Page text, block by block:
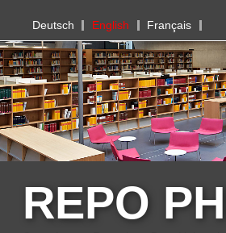
PHBern
Deutsch English Français
REPO